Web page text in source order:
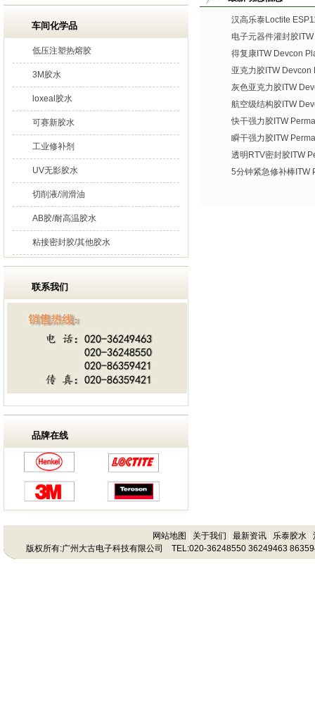
车间化学品
低压注塑热熔胶
3M胶水
loxeal胶水
可赛新胶水
工业修补剂
UV无影胶水
切削液/润滑油
AB胶/耐高温胶水
粘接密封胶/其他胶水
联系我们
品牌在线
汉高乐泰Loctite
电子元器件灌封胶
得复康ITW Devcon
亚克力胶ITW Devcon
灰色亚克力胶ITW
航空级结构胶ITW
快干强力胶ITW
瞬干强力胶ITW
透明RTV密封胶ITW
5分钟紧急修补棒ITW
网站地图 关于我们 最新资讯| 乐泰胶水|
版权所有:广州大古电子科技有限公司 TEL:020-36248550 36249463